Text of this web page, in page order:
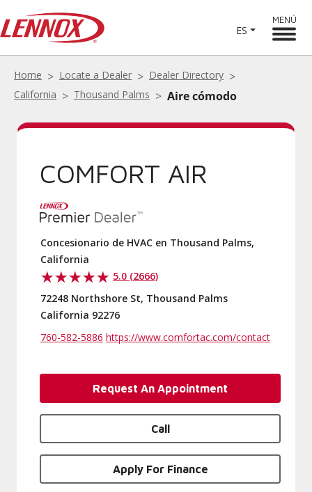
ES
MENÚ
Home Locate a Dealer
Dealer Directory
California
Thousand Palms Aire cómodo
COMFORT AIR
Concesionario de HVAC en Thousand Palms,
California
5.0 (2666)
72248 Northshore St, Thousand Palms
California 92276
760-582-5886 https://www.comfortac.com/contact
Request An Appointment
Call
Apply For Finance